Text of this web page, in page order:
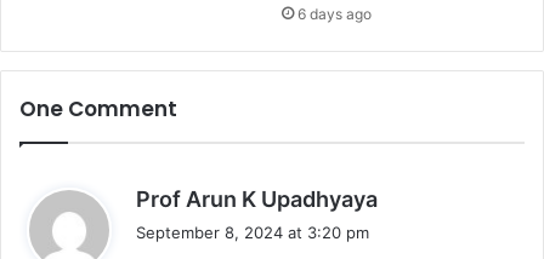
6 days ago
One Comment
Prof Arun K Upadhyaya
September 8, 2024 at 3:20 pm